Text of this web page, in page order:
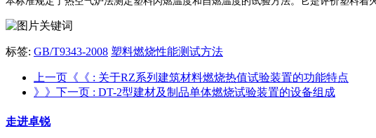
标签: GB/T9343-2008 塑料燃烧性能测试方法
上一页《《 : 关于RZ系列建筑材料燃烧热值试验装置的功能特点
》》下一页 : DT-2型建材及制品单体燃烧试验装置的设备组成
走进卓锐